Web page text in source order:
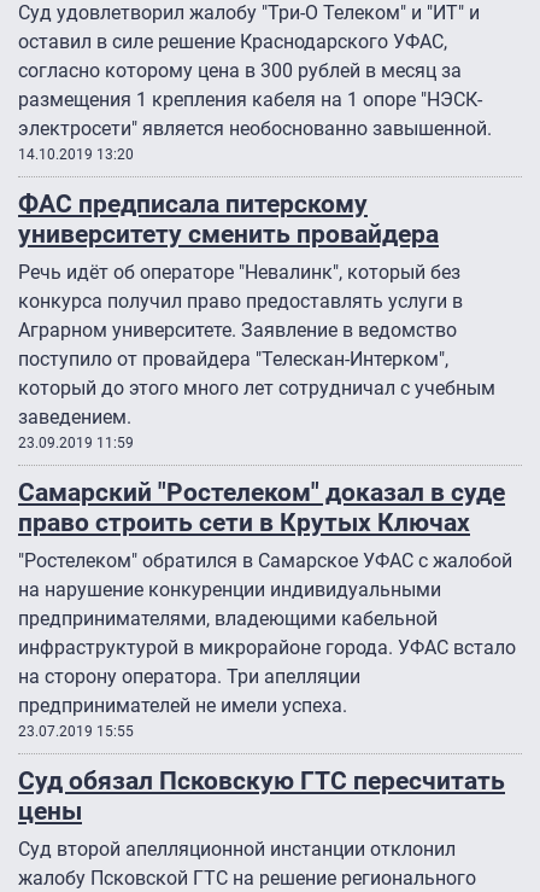
Суд удовлетворил жалобу "Три-О Телеком" и "ИТ" и
оставил в силе решение Краснодарского УФАС,
согласно которому цена в 300 рублей в месяц за
размещения 1 крепления кабеля на 1 опоре "НЭСК-
электросети" является необоснованно завышенной.
14.10.2019 13:20
ФАС предписала питерскому
университету сменить провайдера
Речь идёт об операторе "Невалинк", который без
конкурса получил право предоставлять услуги в
Аграрном университете. Заявление в ведомство
поступило от провайдера "Телескан-Интерком",
который до этого много лет сотрудничал с учебным
заведением.
23.09.2019 11:59
Самарский "Ростелеком" доказал в суде
право строить сети в Крутых Ключах
"Ростелеком" обратился в Самарское УФАС с жалобой
на нарушение конкуренции индивидуальными
предпринимателями, владеющими кабельной
инфраструктурой в микрорайоне города. УФАС встало
на сторону оператора. Три апелляции
предпринимателей не имели успеха.
23.07.2019 15:55
Суд обязал Псковскую ГТС пересчитать
цены
Суд второй апелляционной инстанции отклонил
жалобу Псковской ГТС на решение регионального